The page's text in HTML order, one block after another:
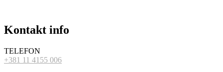
Kontakt info
TELEFON
+381 11 4155 006